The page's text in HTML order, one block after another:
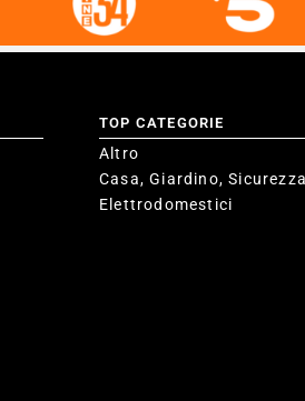
TOP CATEGORIE
Altro
Casa, Giardino, Sicurezza
Elettrodomestici